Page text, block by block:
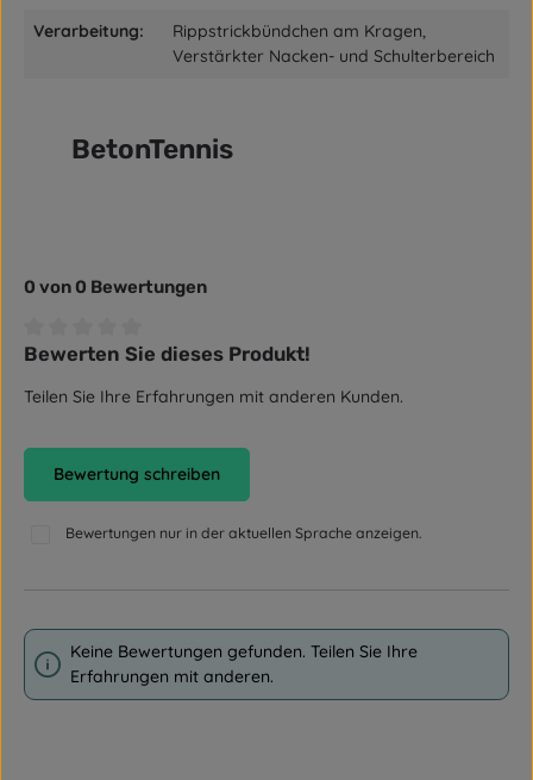
Verarbeitung:
Rippstrickbündchen am Kragen,
Verstärkter Nacken- und Schulterbereich
BetonTennis
0 von 0 Bewertungen
Durchschnittliche Bewertung von 0 von 5 Sternen
Bewerten Sie dieses Produkt!
Teilen Sie Ihre Erfahrungen mit anderen Kunden.
Bewertung schreiben
Bewertungen nur in der aktuellen Sprache anzeigen.
Keine Bewertungen gefunden. Teilen Sie Ihre
Erfahrungen mit anderen.